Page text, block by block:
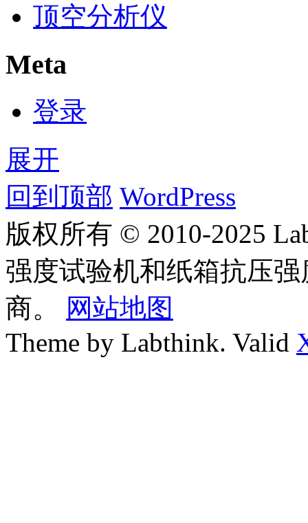
顶空分析仪
Meta
登录
展开
回到顶部 WordPress
版权所有 © 2010-2025
强度试验机和纸箱抗压
商。
网站地图
Theme by Labthink. Valid